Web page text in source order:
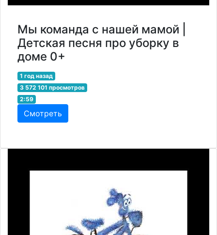
Мы команда с нашей мамой |
Детская песня про уборку в
доме 0+
1 год назад
3 572 101 просмотров
2:59
Смотреть